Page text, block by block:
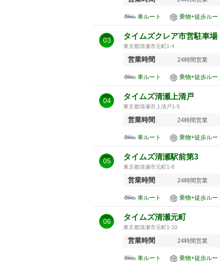
車ルート 乗物+徒歩ルー
03 タイムズクレア市営駐車場
東京都清瀬市元町1-4
営業時間 24時間営業
車ルート 乗物+徒歩ルー
04 タイムズ清瀬上清戸
東京都清瀬市上清戸1-5
営業時間 24時間営業
車ルート 乗物+徒歩ルー
05 タイムズ清瀬駅前第3
東京都清瀬市元町1-8
営業時間 24時間営業
車ルート 乗物+徒歩ルー
06 タイムズ清瀬元町
東京都清瀬市元町1-10
営業時間 24時間営業
車ルート 乗物+徒歩ルー